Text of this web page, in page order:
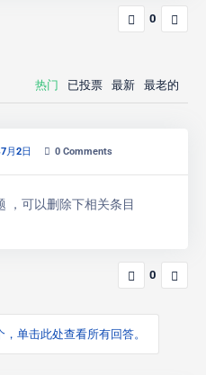
0
热门 已投票 最新 最老的
月2日 0 Comments
，可以删除下相关条目
0
单击此处查看所有回答。